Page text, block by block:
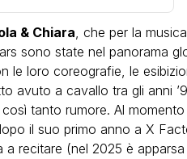
& Chiara, che per la
sono state nel panorama
le loro coreografie, le
avuto a cavallo tra gli anni
tanto rumore. Al momento
il suo primo anno a X
recitare (nel 2025 è apparsa